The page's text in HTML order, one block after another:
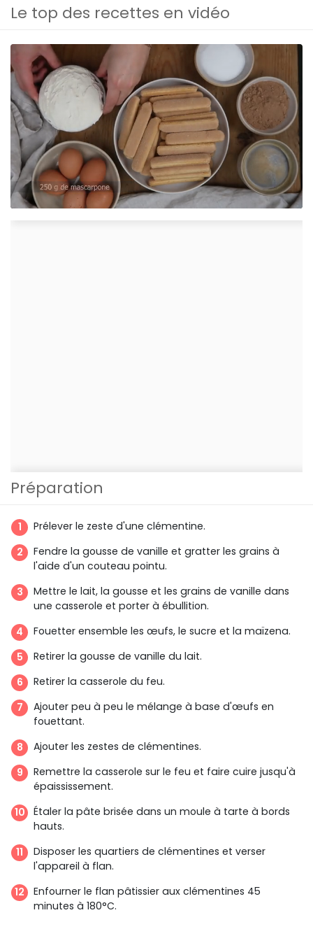
Le top des recettes en vidéo
Préparation
Prélever le zeste d'une clémentine.
Fendre la gousse de vanille et gratter les grains à
l'aide d'un couteau pointu.
Mettre le lait, la gousse et les grains de vanille dans
une casserole et porter à ébullition.
Fouetter ensemble les œufs, le sucre et la maïzena.
Retirer la gousse de vanille du lait.
Retirer la casserole du feu.
Ajouter peu à peu le mélange à base d'œufs en
fouettant.
Ajouter les zestes de clémentines.
Remettre la casserole sur le feu et faire cuire jusqu'à
épaississement.
Étaler la pâte brisée dans un moule à tarte à bords
hauts.
Disposer les quartiers de clémentines et verser
l'appareil à flan.
Enfourner le flan pâtissier aux clémentines 45
minutes à 180°C.